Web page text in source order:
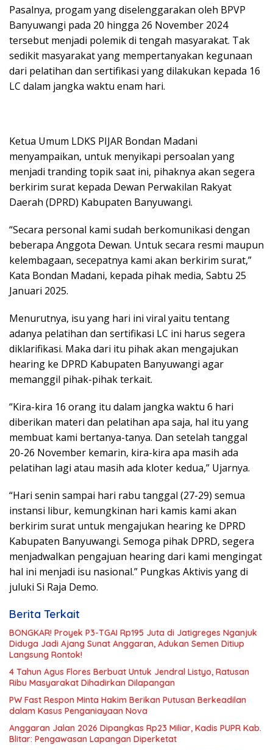
Pasalnya, progam yang diselenggarakan oleh BPVP
Banyuwangi pada 20 hingga 26 November 2024
tersebut menjadi polemik di tengah masyarakat. Tak
sedikit masyarakat yang mempertanyakan kegunaan
dari pelatihan dan sertifikasi yang dilakukan kepada 16
LC dalam jangka waktu enam hari.
Ketua Umum LDKS PIJAR Bondan Madani
menyampaikan, untuk menyikapi persoalan yang
menjadi tranding topik saat ini, pihaknya akan segera
berkirim surat kepada Dewan Perwakilan Rakyat
Daerah (DPRD) Kabupaten Banyuwangi.
“Secara personal kami sudah berkomunikasi dengan
beberapa Anggota Dewan. Untuk secara resmi maupun
kelembagaan, secepatnya kami akan berkirim surat,”
Kata Bondan Madani, kepada pihak media, Sabtu 25
Januari 2025.
Menurutnya, isu yang hari ini viral yaitu tentang
adanya pelatihan dan sertifikasi LC ini harus segera
diklarifikasi. Maka dari itu pihak akan mengajukan
hearing ke DPRD Kabupaten Banyuwangi agar
memanggil pihak-pihak terkait.
“Kira-kira 16 orang itu dalam jangka waktu 6 hari
diberikan materi dan pelatihan apa saja, hal itu yang
membuat kami bertanya-tanya. Dan setelah tanggal
20-26 November kemarin, kira-kira apa masih ada
pelatihan lagi atau masih ada kloter kedua,” Ujarnya.
“Hari senin sampai hari rabu tanggal (27-29) semua
instansi libur, kemungkinan hari kamis kami akan
berkirim surat untuk mengajukan hearing ke DPRD
Kabupaten Banyuwangi. Semoga pihak DPRD, segera
menjadwalkan pengajuan hearing dari kami mengingat
hal ini menjadi isu nasional.” Pungkas Aktivis yang di
juluki Si Raja Demo.
Berita Terkait
BONGKAR! Proyek P3-TGAI Rp195 Juta di Jatigreges Nganjuk
Diduga Jadi Ajang Sunat Anggaran, Adukan Semen Ditiup
Langsung Rontok!
4 Tahun Agus Flores Berbuat Untuk Jendral Listyo, Ratusan
Ribu Masyarakat Dihadirkan Dilapangan
PW Fast Respon Minta Hakim Berikan Putusan Berkeadilan
dalam Kasus Penganiayaan Nova
Anggaran Jalan 2026 Dipangkas Rp23 Miliar, Kadis PUPR Kab.
Blitar: Pengawasan Lapangan Diperketat